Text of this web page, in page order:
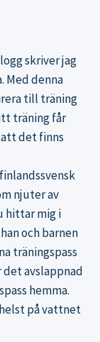
skriver jag
Med denna
till träning
träning får
att det finns
njuter av
hittar mig i
och barnen
träningspass
det avslappnad
hemma.
på vattnet